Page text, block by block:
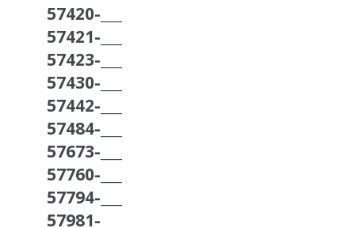
57420-___
57421-___
57423-___
57430-___
57442-___
57484-___
57673-___
57760-___
57794-___
57981-___